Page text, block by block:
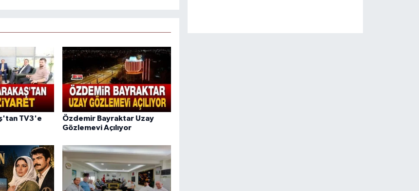
TV3'e
Özdemir Bayraktar Uzay
Gözlemevi Açılıyor